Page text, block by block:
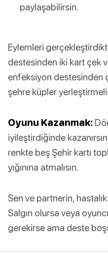
paylaşabilirsin.
Eylemleri
destesinden iki kart çek
enfeksiyon destesinden
şehre küpler
Oyunu Kazanmak:
iyileştirdiğinde
renkte beş Şehir kartı
yığınına atmalısın.
Sen ve partnerin,
Salgın olursa veya
gerekirse ama deste